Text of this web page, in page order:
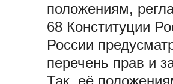
положениям,
68 Конституции
России
перечень прав и
Так, её